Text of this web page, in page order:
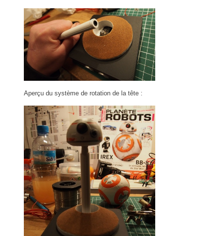
Aperçu du système de rotation de la tête :